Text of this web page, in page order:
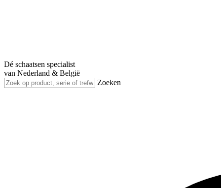
Dé schaatsen specialist
van Nederland & België
Zoeken